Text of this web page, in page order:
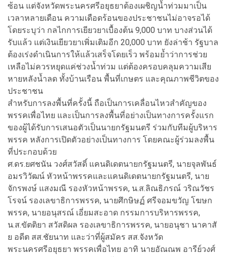
ซ้อน แต่จังหวัดพระนครศรีอยุธยาต้องเผชิญน้ำท่วมมาเป็น
เวลาหลายเดือน ความเดือดร้อนของประชาชนไม่อาจรอได้
โดยระบุว่า กลไกการเยียวยาเบื้องต้น 9,000 บาท บางส่วนได้
รับแล้ว แต่เงินเยียวยาเพิ่มเติมอีก 20,000 บาท ยังล่าช้า รัฐบาล
ต้องเร่งดำเนินการให้แล้วเสร็จโดยเร็ว พร้อมย้ำว่าการช่วย
เหลือไม่ควรหยุดแค่ช่วงน้ำท่วม แต่ต้องครอบคลุมความเสีย
หายหลังน้ำลด ทั้งบ้านเรือน พื้นที่เกษตร และคุณภาพชีวิตของ
ประชาชน
สำหรับการลงพื้นที่ครั้งนี้ ถือเป็นการเคลื่อนไหวสำคัญของ
พรรคเพื่อไทย และเป็นการลงพื้นที่อย่างเป็นทางการครั้งแรก
ของผู้ได้รับการเสนอตัวเป็นนายกรัฐมนตรี ร่วมกับทีมผู้บริหาร
พรรค หลังการเปิดตัวอย่างเป็นทางการ โดยคณะผู้ร่วมลงพื้น
ที่ประกอบด้วย
ศ.ดร.ยศชนัน วงศ์สวัสดิ์ แคนดิเดตนายกรัฐมนตรี, นายจุลพันธ์
อมรวิวัฒน์ หัวหน้าพรรคและแคนดิเดตนายกรัฐมนตรี, นาย
จักรพงษ์ แสงมณี รองหัวหน้าพรรค, น.ส.ลิณธิภรณ์ วริณวัชร
โรจน์ รองเลขาธิการพรรค, นายศึกษิษฏ์ ศรีจอมขวัญ โฆษก
พรรค, นายอนุสรณ์ เอี่ยมสะอาด กรรมการบริหารพรรค,
น.ส.ขัตติยา สวัสดิผล รองเลขาธิการพรรค, นายอนุชา นาคาสั
ย อดีต สส.ชัยนาท และว่าที่ผู้สมัคร สส.จังหวัด
พระนครศรีอยุธยา พรรคเพื่อไทย อาทิ นายอัณณพ อารีย์วงศ์